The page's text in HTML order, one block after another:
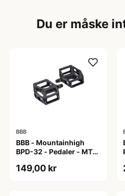
Du er måske
BBB
BBB - Mountainhigh
BPD-32 - Pedaler - MTB
149,00 kr